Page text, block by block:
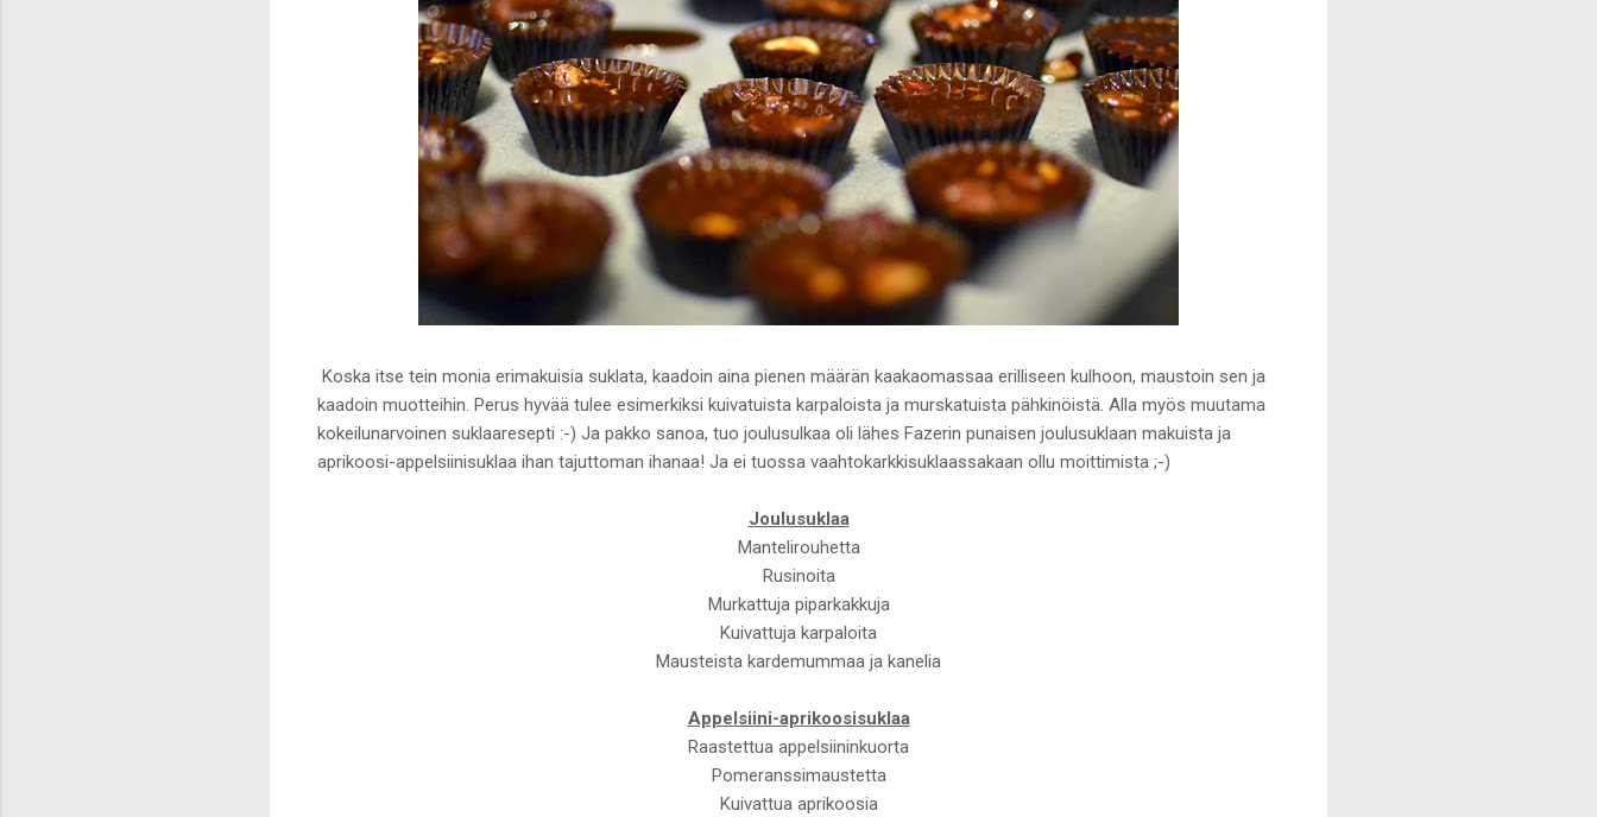
Koska itse tein monia erimakuisia suklata, kaadoin aina pienen määrän kaakaomassaa erilliseen kulhoon, maustoin sen ja
kaadoin muotteihin. Perus hyvää tulee esimerkiksi kuivatuista karpaloista ja murskatuista pähkinöistä. Alla myös muutama
kokeilunarvoinen suklaaresepti :-) Ja pakko sanoa, tuo joulusulkaa oli lähes Fazerin punaisen joulusuklaan makuista ja
aprikoosi-appelsiinisuklaa ihan tajuttoman ihanaa! Ja ei tuossa vaahtokarkkisuklaassakaan ollu moittimista ;-)
Joulusuklaa
Mantelirouhetta
Rusinoita
Murkattuja piparkakkuja
Kuivattuja karpaloita
Mausteista kardemummaa ja kanelia
Appelsiini-aprikoosisuklaa
Raastettua appelsiininkuorta
Pomeranssimaustetta
Kuivattua aprikoosia